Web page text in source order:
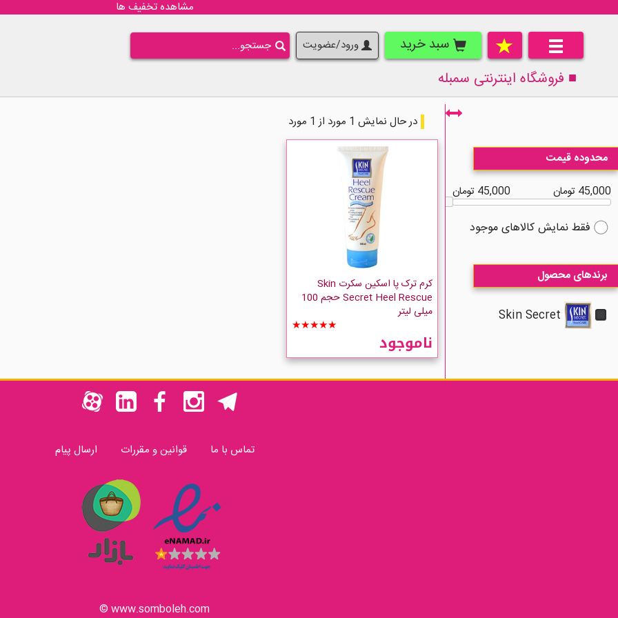
مشاهده تخفیف ها
سبد خرید ورود/عضویت
■ فروشگاه اینترنتی سمبله
محدوده قیمت
45,000 تومان
45,000 تومان
فقط نمایش کالاهای موجود
برندهای محصول
Skin Secret
در حال نمایش 1 مورد از 1 مورد
کرم ترک پا اسکین سکرت Skin
Secret Heel Rescue حجم 100
میلی لیتر
★★★★★
ناموجود
تماس با ما قوانین و مقررات ارسال پیام
www.somboleh.com ©